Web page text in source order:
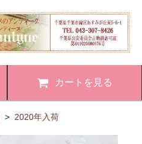
カートを見る
> 2020年入荷